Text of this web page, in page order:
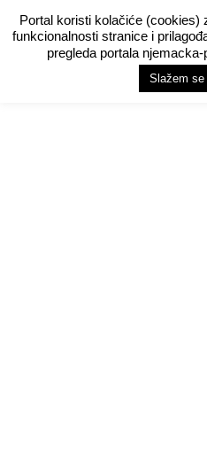
Portal koristi kolačiće (cookies)
funkcionalnosti stranice i
pregleda portala
Slažem se